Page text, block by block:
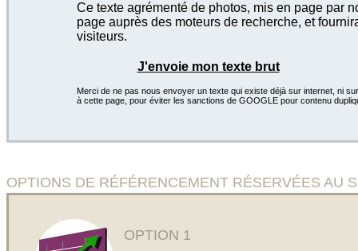
Ce texte agrémenté de photos, mis en page par
page auprès des moteurs de recherche, et
visiteurs.
J'envoie mon texte brut
Merci de ne pas nous envoyer un texte qui existe déjà sur internet, ni
à cette page, pour éviter les sanctions de GOOGLE pour contenu
OPTIONS DE RÉFÉRENCEMENT RÉSERVÉES AU
OPTION 1